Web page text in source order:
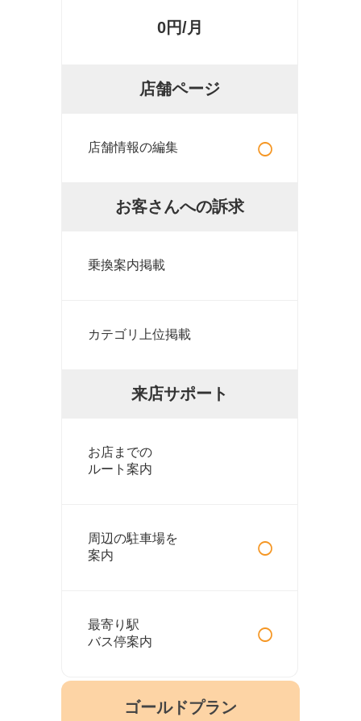
0円/月
店舗ページ
店舗情報の編集 ○
お客さんへの訴求
乗換案内掲載
カテゴリ上位掲載
来店サポート
お店までの
ルート案内
周辺の駐車場を
案内
○
最寄り駅
バス停案内
○
ゴールドプラン